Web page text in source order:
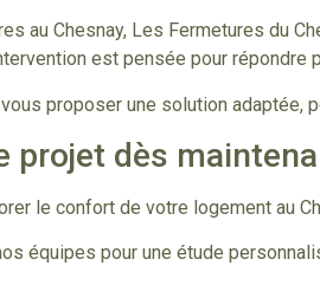
au Chesnay, Les Fermetures du
est pensée pour
proposer une solution adaptée,
projet dès
le confort de votre logement au
équipes pour une étude